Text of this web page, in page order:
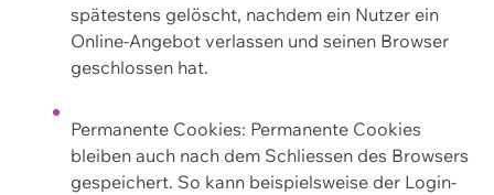
spätestens gelöscht, nachdem ein Nutzer ein
Online-Angebot verlassen und seinen Browser
geschlossen hat.
Permanente Cookies: Permanente Cookies
bleiben auch nach dem Schliessen des Browsers
gespeichert. So kann beispielsweise der Login-